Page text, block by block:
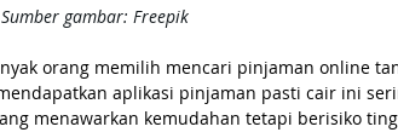
Sumber gambar: Freepik
orang memilih mencari pinjaman online
aplikasi pinjaman pasti cair ini
menawarkan kemudahan tetapi berisiko